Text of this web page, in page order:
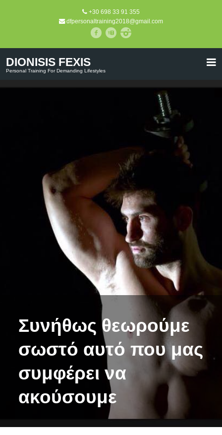
+30 698 33 91 355
dfpersonaltraining2018@gmail.com
DIONISIS FEXIS
Personal Training For Demanding Lifestyles
Συνήθως θεωρούμε
σωστό αυτό που μας
συμφέρει να
ακούσουμε